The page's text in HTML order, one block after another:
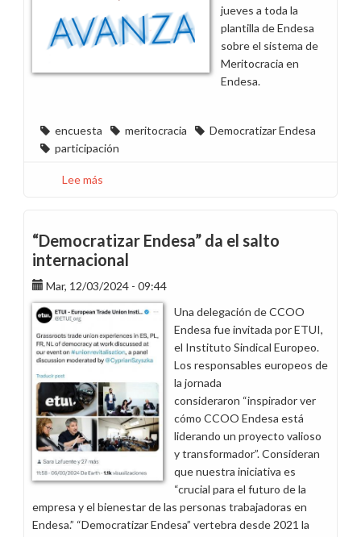
jueves a toda la
plantilla de Endesa
sobre el sistema de
Meritocracia en
Endesa.
encuesta meritocracia
Democratizar Endesa
participación
Lee más
para
participar
en
la
encuesta
Meritocracia
en
“Democratizar Endesa” da el salto
internacional
Mar, 12/03/2024 - 09:44
Una delegación de CCOO
Endesa fue invitada por ETUI,
el Instituto Sindical Europeo.
Los responsables europeos de
la jornada
consideraron “inspirador ver
cómo CCOO Endesa está
liderando un proyecto valioso
y transformador”. Consideran
que nuestra iniciativa es
“crucial para el futuro de la
empresa y el bienestar de las personas trabajadoras en
Endesa.” “Democratizar Endesa” vertebra desde 2021 la